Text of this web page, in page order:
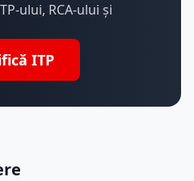
ului, RCA-ului și
ITP